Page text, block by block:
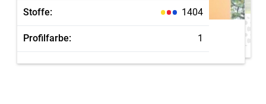
Stoffe: 1404
Profilfarbe: 1
Stoffe: 112
Profilfarbe: